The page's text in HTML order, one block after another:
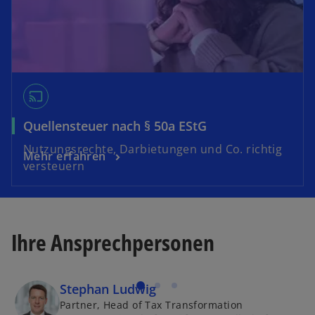
cast
Quellensteuer nach § 50a EStG
Nutzungsrechte, Darbietungen und Co. richtig
versteuern
Mehr erfahren
Ihre Ansprechpersonen
Stephan Ludwig
Partner, Head of Tax Transformation